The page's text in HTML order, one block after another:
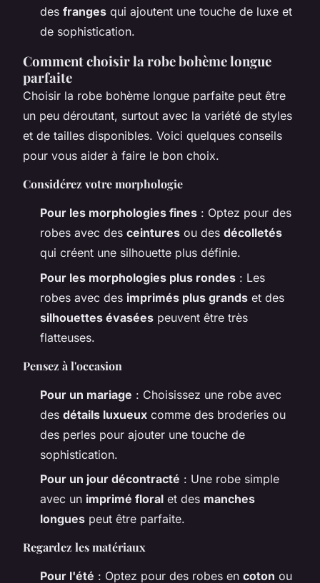
des franges qui ajoutent une touche de luxe et
de sophistication.
Comment choisir la robe bohème longue
parfaite
Choisir la robe bohème longue parfaite peut être
un peu déroutant, surtout avec la variété de styles
et de tailles disponibles. Voici quelques conseils
pour vous aider à faire le bon choix.
Considérez votre morphologie
Pour les morphologies fines : Optez pour des
robes avec des ceintures ou des décolletés
qui créent une silhouette plus définie.
Pour les morphologies plus rondes : Les
robes avec des imprimés plus grands et des
silhouettes évasées peuvent être très
flatteuses.
Pensez à l'occasion
Pour un mariage : Choisissez une robe avec
des détails luxueux comme des broderies ou
des perles pour ajouter une touche de
sophistication.
Pour un jour décontracté : Une robe simple
avec un imprimé floral et des manches
longues peut être parfaite.
Regardez les matériaux
Pour l'été : Optez pour des robes en coton ou